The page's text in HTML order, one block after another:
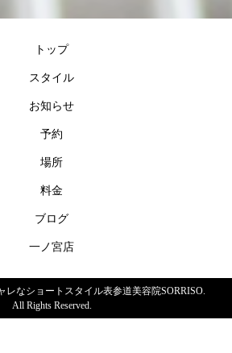
トップ
スタイル
お知らせ
予約
場所
料金
ブログ
一ノ宮店
レなショートスタイル表参道美容院SORRISO.
All Rights Reserved.